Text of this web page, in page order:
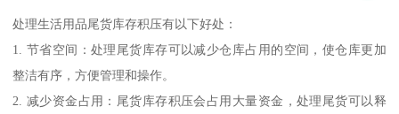
处理生活用品尾货库存积压有以下好处：
1. 节省空间：处理尾货库存可以减少仓库占用的空间，使仓库更加
整洁有序，方便管理和操作。
2. 减少资金占用：尾货库存积压会占用大量资金，处理尾货可以释